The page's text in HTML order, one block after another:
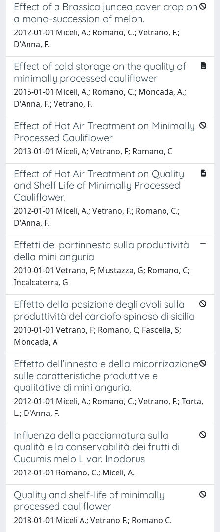
Effect of a Brassica juncea cover crop on
a mono-succession of melon.
2012-01-01 Miceli, A.; Romano, C.; Vetrano, F.;
D'Anna, F.
Effect of cold storage on the quality of
minimally processed cauliflower
2015-01-01 Miceli, A.; Romano, C.; Moncada, A.;
D'Anna, F.; Vetrano, F.
Effect of Hot Air Treatment on Minimally
Processed Cauliflower
2013-01-01 Miceli, A; Vetrano, F; Romano, C
Effect of Hot Air Treatment on Quality
and Shelf Life of Minimally Processed
Cauliflower.
2012-01-01 Miceli, A.; Vetrano, F.; Romano, C.;
D'Anna, F.
Effetti del portinnesto sulla produttività
della mini anguria
2010-01-01 Vetrano, F; Mustazza, G; Romano, C;
Incalcaterra, G
Effetto della posizione degli ovoli sulla
produttività del carciofo spinoso di sicilia
2010-01-01 Vetrano, F; Romano, C; Fascella, S;
Moncada, A
Effetto dell’innesto e della micorrizazione
sulle caratteristiche produttive e
qualitative di mini anguria.
2012-01-01 Miceli, A.; Romano, C.; Vetrano, F.; Torta,
L.; D'Anna, F.
Influenza della pacciamatura sulla
qualità e la conservabilità dei frutti di
Cucumis melo L var. Inodorus
2012-01-01 Romano, C.; Miceli, A.
Quality and shelf-life of minimally
processed cauliflower
2018-01-01 Miceli A.; Vetrano F.; Romano C.